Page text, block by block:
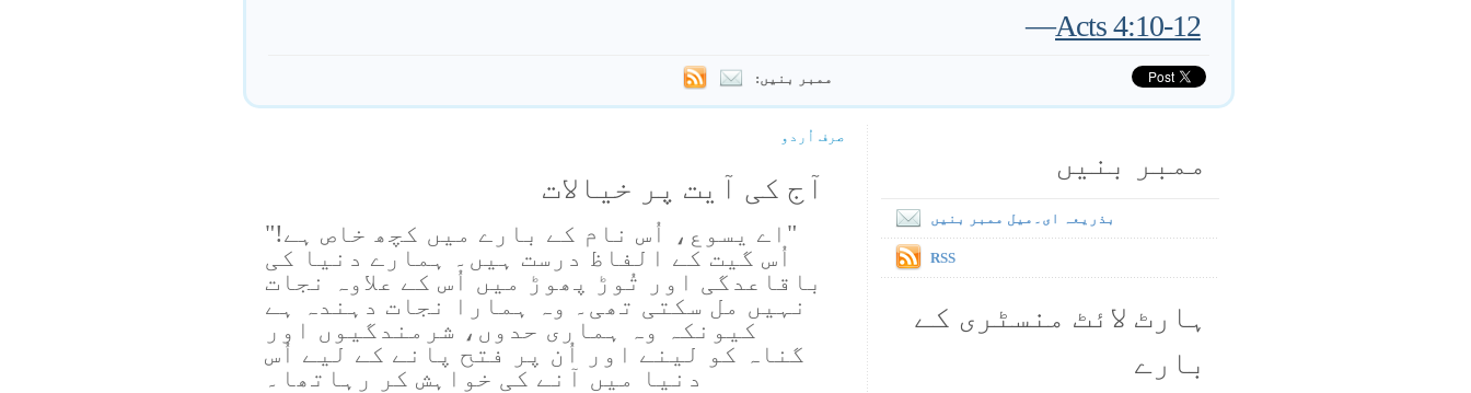
—Acts 4:10-12
ممبر بنیں:
صرف اُردو
آج کی آیت پر خیالات
"اے یسوع، اُس نام کے بارے میں کچھ خاص ہے!"
اُس گیت کے الفاظ درست ہیں۔ ہمارے دنیا کی
باقاعدگی اور تُوڑ پھوڑ میں اُس کے علاوہ نجات
نہیں مل سکتی تھی۔ وہ ہمارا نجات دہندہ ہے
کیونکہ وہ ہماری حدوں، شرمندگیوں اور
گناہ کو لینے اور اُن پر فتح پانے کے لیے اُس
دنیا میں آنے کی خواہش کر رہاتھا۔
ممبر بنیں
بذریعہ ای۔میل ممبر بنیں
RSS
ہارٹ لائٹ منسٹری کے
بارے